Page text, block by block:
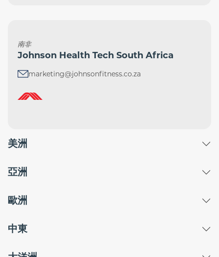
南非
Johnson Health Tech South Africa
marketing@johnsonfitness.co.za
美洲
亞洲
歐洲
中東